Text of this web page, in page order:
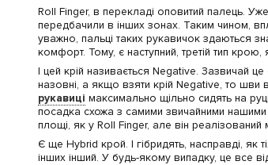
Roll Finger, в перекладі оповитий палець.
передбачили в інших зонах. Таким чином,
уважно, пальці таких рукавичок здаються
комфорт. Тому, є наступний, третій тип
І цей крій називається Negative. Зазвичай
назовні, а якщо взяти крій Negative, то шви
рукавиці максимально щільно сидять на
посадка схожа з самими звичайними
площі, як у Roll Finger, але він
Є ще Hybrid крой. І гібридять, насправді, як
інших інший. У будь-якому випадку, це все